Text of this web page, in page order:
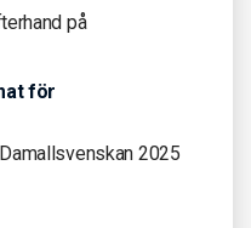
på
för
2025